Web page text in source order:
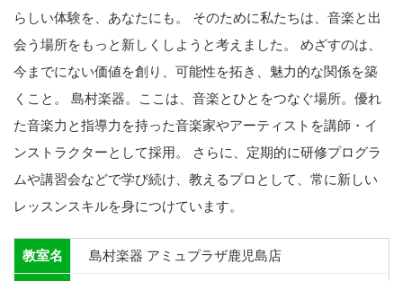
らしい体験を、あなたにも。 そのために私たちは、音楽と出
会う場所をもっと新しくしようと考えました。 めざすのは、
今までにない価値を創り、可能性を拓き、魅力的な関係を築
くこと。 島村楽器。ここは、音楽とひとをつなぐ場所。優れ
た音楽力と指導力を持った音楽家やアーティストを講師・イ
ンストラクターとして採用。 さらに、定期的に研修プログラ
ムや講習会などで学び続け、教えるプロとして、常に新しい
レッスンスキルを身につけています。
教室名 島村楽器 アミュプラザ鹿児島店